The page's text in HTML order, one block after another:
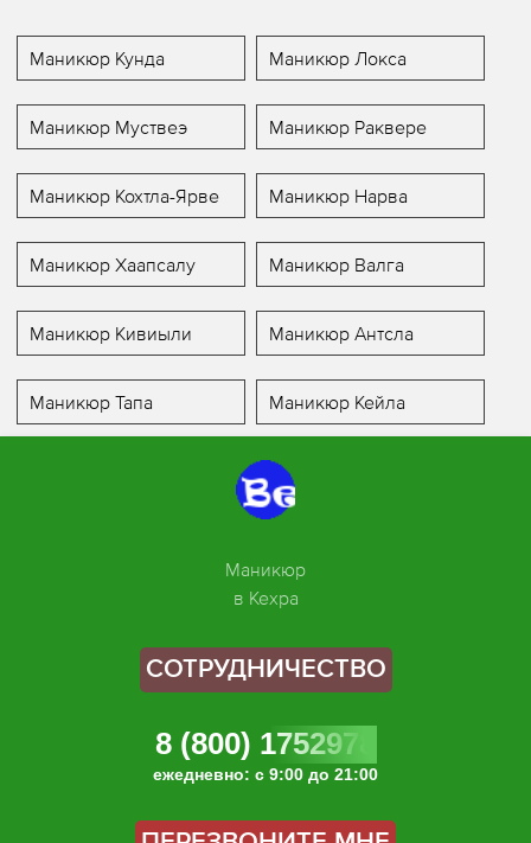
Маникюр Кунда Маникюр Локса
Маникюр Муствеэ Маникюр Раквере
Маникюр Кохтла-Ярве Маникюр Нарва
Маникюр Хаапсалу Маникюр Валга
Маникюр Кивиыли Маникюр Антсла
Маникюр Тапа Маникюр Кейла
Маникюр
в Кехра
СОТРУДНИЧЕСТВО
8 (800) 1752978
ежедневно: с 9:00 до 21:00